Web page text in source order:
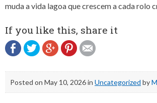
muda a vida lagoa que crescem a cada rolo
If you like this, share it
Posted on May 10, 2026in Uncategorized by